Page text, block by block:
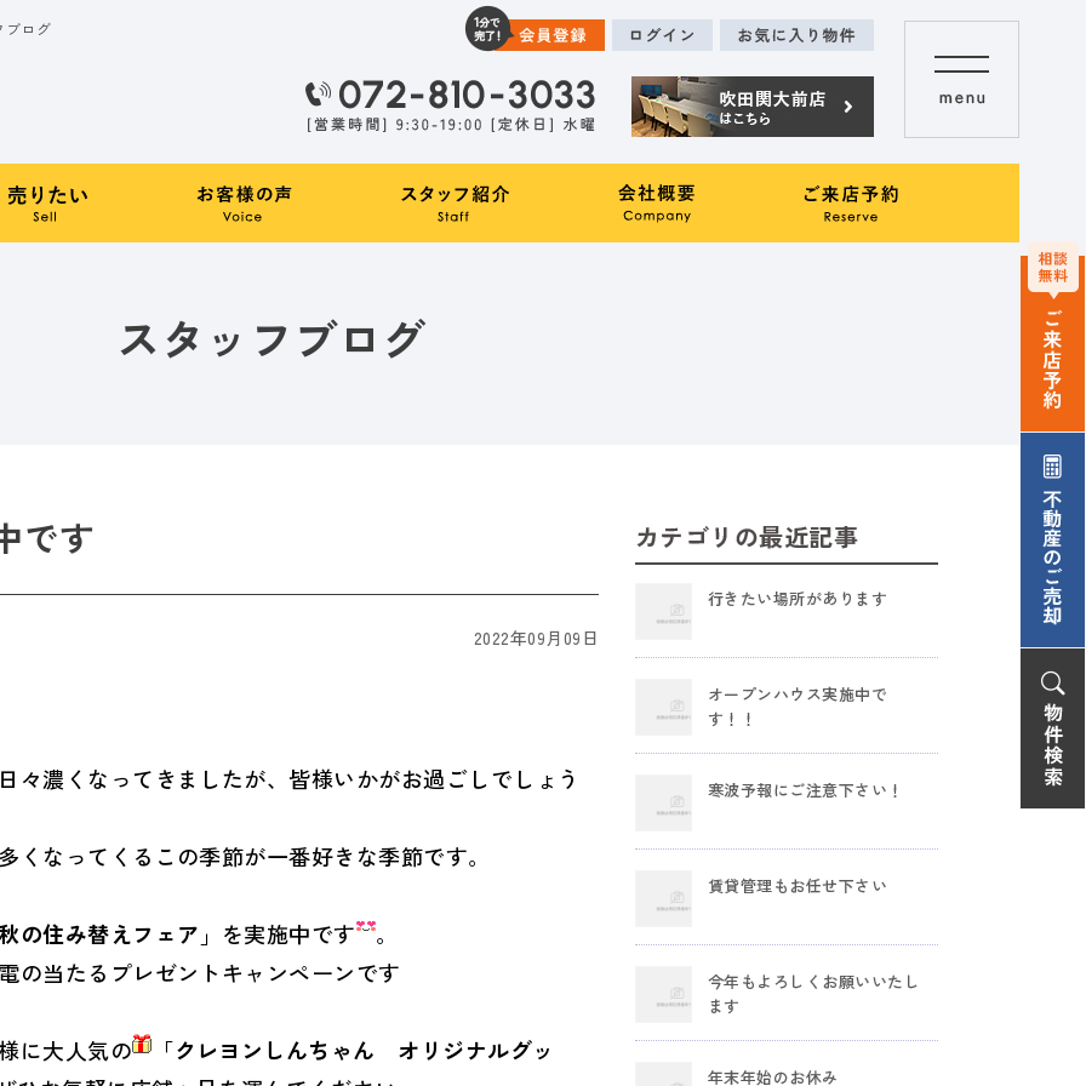
ブログ
スタッフブログ
です
2022年09月09日
々濃くなってきましたが、皆様いかがお過ごしでしょう
なってくるこの季節が一番好きな季節です。
の住み替えフェア 」を実施中です
。
の当たるプレゼントキャンペーンです
に大人気の 「クレヨンしんちゃん オリジナルグッ
カテゴリの最近記事
行きたい場所があります
オープンハウス実施中で
す！！
寒波予報にご注意下さい！
賃貸管理もお任せ下さい
今年もよろしくお願いいたし
ます
年末年始のお休み